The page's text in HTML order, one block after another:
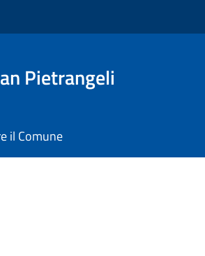
Pietrangeli
il Comune